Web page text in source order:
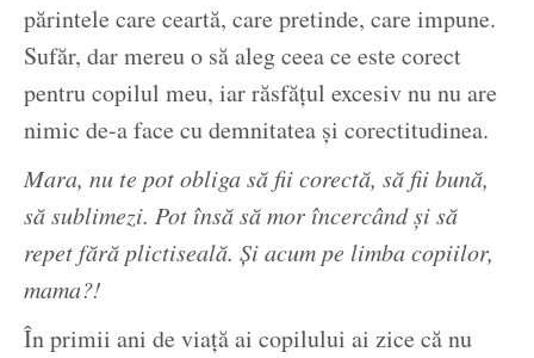
părintele care ceartă, care pretinde, care impune.
Sufăr, dar mereu o să aleg ceea ce este corect
pentru copilul meu, iar răsfățul excesiv nu nu are
nimic de-a face cu demnitatea și corectitudinea.
Mara, nu te pot obliga să fii corectă, să fii bună,
să sublimezi. Pot însă să mor încercând și să
repet fără plictiseală. Și acum pe limba copiilor,
mama?!
În primii ani de viață ai copilului ai zice că nu